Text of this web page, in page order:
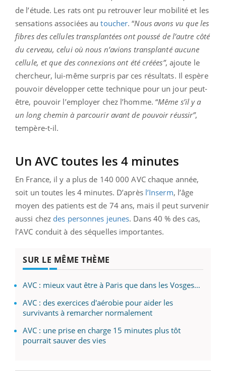
de l’étude. Les rats ont pu retrouver leur mobilité et les
sensations associées autoucher. “Nous avons vu que les
fibres des cellules transplantées ont poussé de l’autre côté
du cerveau, celui où nous n’avions transplanté aucune
cellule, et que des connexions ont été créées”, ajoute le
chercheur, lui-même surpris par ces résultats. Il espère
pouvoir développer cette technique pour un jour peut-
être, pouvoir l’employer chez l’homme. “Même s’il y a
un long chemin à parcourir avant de pouvoir réussir”,
tempère-t-il.
Un AVC toutes les 4 minutes
En France, il y a plus de 140 000 AVC chaque année,
soit un toutes les 4 minutes. D’après l’Inserm, l’âge
moyen des patients est de 74 ans, mais il peut survenir
aussi chez des personnes jeunes. Dans 40 % des cas,
l’AVC conduit à des séquelles importantes.
SUR LE MÊME THÈME
AVC : mieux vaut être à Paris que dans les Vosges…
AVC : des exercices d'aérobie pour aider les
survivants à remarcher normalement
AVC : une prise en charge 15 minutes plus tôt
pourrait sauver des vies